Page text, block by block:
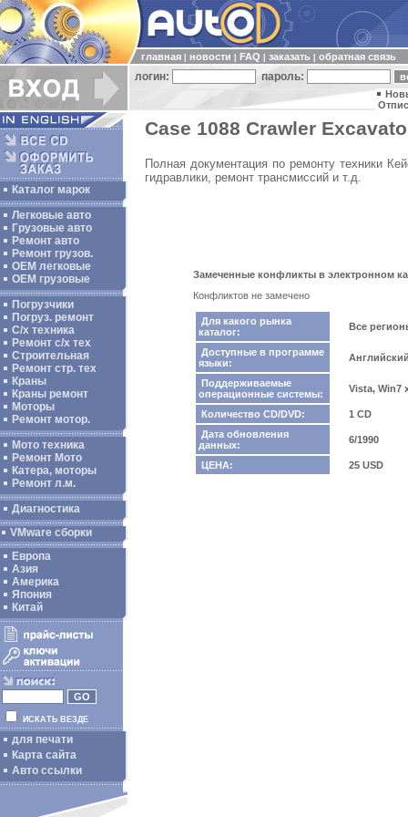
главная новости FAQ заказать обратная связь
логин: пароль:
Каталог марок
Легковые авто
Грузовые авто
Ремонт авто
Ремонт грузов.
ОЕМ легковые
OEM грузовые
Погрузчики
Погруз. ремонт
С/х техника
Ремонт с/х тех
Строительная
Ремонт стр. тех
Краны
Краны ремонт
Моторы
Ремонт мотор.
Мото техника
Ремонт Мото
Катера, моторы
Ремонт л.м.
Диагностика
VMware сборки
Европа
Азия
Америка
Япония
Китай
ИСКАТЬ ВЕЗДЕ
для печати
Карта сайта
Авто ссылки
Case 1088 Crawler
Полная документация по ремонту техники
гидравлики, ремонт трансмиссий и т.д.
Замеченные конфликты в электронном
Конфликтов не замечено
Для какого рынка
каталог:
Все
Доступные в программе
языки:
Поддерживаемые
операционные системы:
Vista, Win7
Количество CD/DVD:
1 CD
Дата обновления
данных:
6/1990
ЦЕНА: 25 USD